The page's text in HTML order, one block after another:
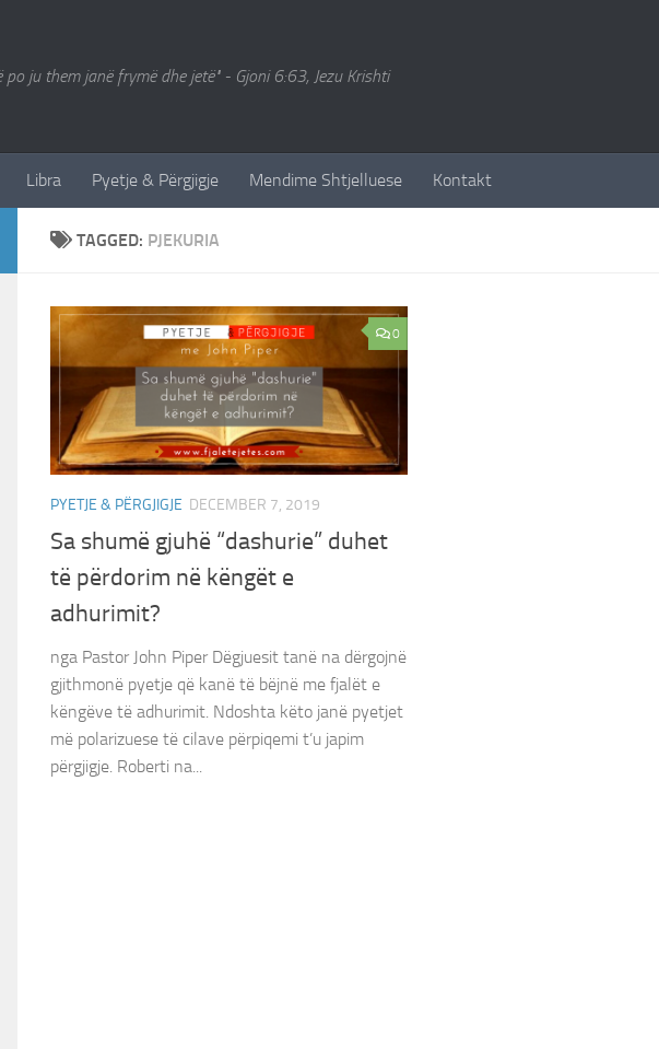
po ju them janë frymë dhe jetë" - Gjoni 6:63, Jezu Krishti
Libra Pyetje & Përgjigje Mendime Shtjelluese Kontakt
TAGGED: PJEKURIA
0
PYETJE & PËRGJIGJE DECEMBER 7, 2019
Sa shumë gjuhë “dashurie” duhet
të përdorim në këngët e
adhurimit?
nga Pastor John Piper Dëgjuesit tanë na dërgojnë
gjithmonë pyetje që kanë të bëjnë me fjalët e
këngëve të adhurimit. Ndoshta këto janë pyetjet
më polarizuese të cilave përpiqemi t’u japim
përgjigje. Roberti na...